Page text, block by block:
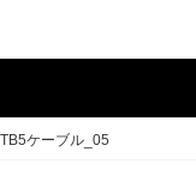
TB5ケーブル_05